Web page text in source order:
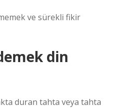
ve sürekli fikir
din
duran tahta veya tahta